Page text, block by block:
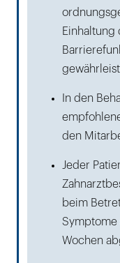
In den
den
Jeder
beim
Symptome
Wochen